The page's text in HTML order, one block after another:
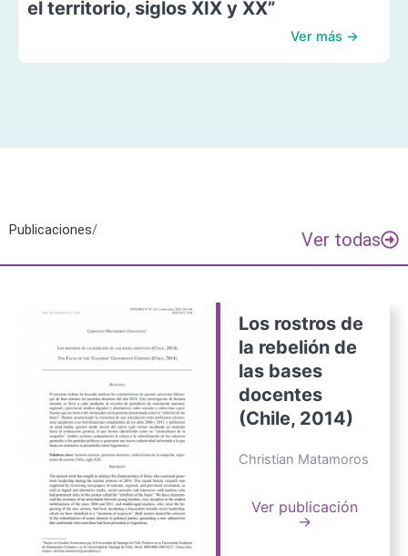
el territorio, siglos XIX y XX”
Ver más →
Publicaciones/ Ver todas
Los rostros de
la rebelión de
las bases
docentes
(Chile, 2014)
Christian Matamoros
Ver publicación
→